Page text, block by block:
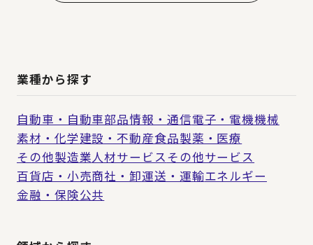
業種から探す
自動車・自動車部品情報・通信電子・電機機械
素材・化学建設・不動産食品製薬・医療
その他製造業人材サービスその他サービス
百貨店・小売商社・卸運送・運輸エネルギー
金融・保険公共